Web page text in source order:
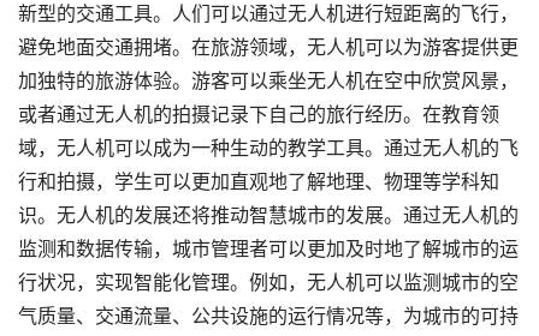
新型的交通工具。人们可以通过无人机进行短距离的飞行，
避免地面交通拥堵。在旅游领域，无人机可以为游客提供更
加独特的旅游体验。游客可以乘坐无人机在空中欣赏风景，
或者通过无人机的拍摄记录下自己的旅行经历。在教育领
域，无人机可以成为一种生动的教学工具。通过无人机的飞
行和拍摄，学生可以更加直观地了解地理、物理等学科知
识。无人机的发展还将推动智慧城市的发展。通过无人机的
监测和数据传输，城市管理者可以更加及时地了解城市的运
行状况，实现智能化管理。例如，无人机可以监测城市的空
气质量、交通流量、公共设施的运行情况等，为城市的可持